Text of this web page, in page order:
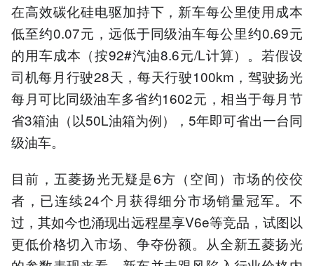
在高效碳化硅电驱加持下，新车每公里使用成本
低至约0.07元，远低于同级油车每公里约0.69元
的用车成本（按92#汽油8.6元/L计算）。若假设
司机每月行驶28天，每天行驶100km，驾驶扬光
每月可比同级油车多省约1602元，相当于每月节
省3箱油（以50L油箱为例），5年即可省出一台同
级油车。
目前，五菱扬光无疑是6方（空间）市场的佼佼
者，已连续24个月获得细分市场销量冠军。不
过，其如今也涌现出远程星享V6e等竞品，试图以
更低价格切入市场、争夺份额。从全新五菱扬光